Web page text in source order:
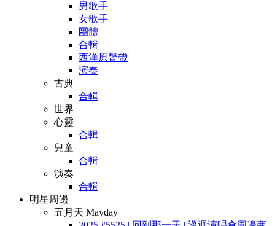
男歌手
女歌手
團體
合輯
西洋原聲帶
演奏
古典
合輯
世界
心靈
合輯
兒童
合輯
演奏
合輯
明星周邊
五月天 Mayday